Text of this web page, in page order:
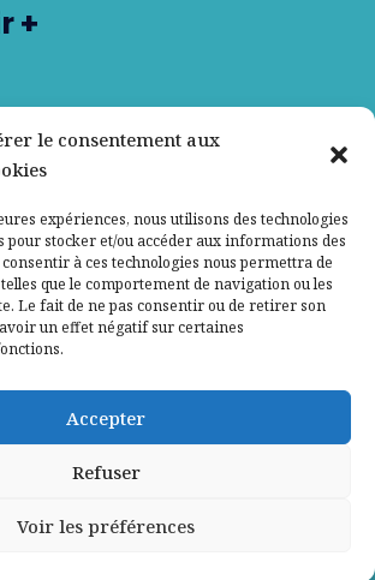
le consentement aux
expériences, nous utilisons des technologies
pour stocker et/ou accéder aux informations des
à ces technologies nous permettra de
que le comportement de navigation ou les
Le fait de ne pas consentir ou de retirer son
un effet négatif sur certaines
Accepter
Refuser
Voir les préférences
+